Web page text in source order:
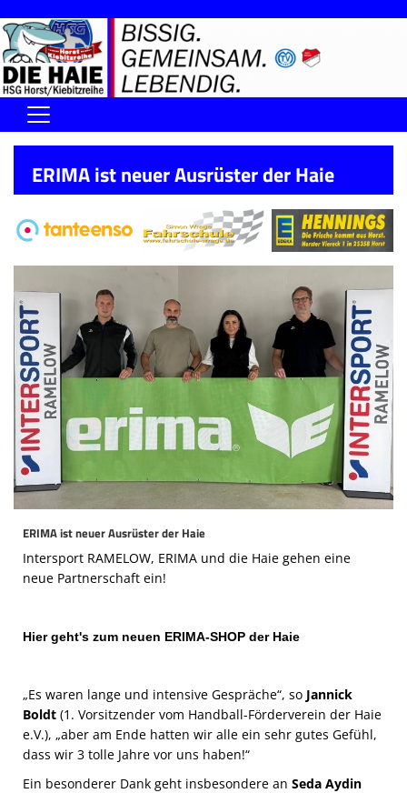
Home
DIE HAIE I Der Vorstand
Handball-Förderverein der Haie
Kontaktformular
UNSERE SPORTHALLEN
Training & Termine
DIENSTE (SR/KG/VK)
Die SpecialHaie
Teams
Trainer
ALLE SPIELE
HAIE TV
DIE HAIE I Intern
Partner
ERIMA ist neuer Ausrüster der Haie
ERIMA ist neuer Ausrüster der Haie
Intersport RAMELOW, ERIMA und die Haie gehen eine
neue Partnerschaft ein!
Hier geht's zum neuen ERIMA-SHOP der Haie
„Es waren lange und intensive Gespräche“, so Jannick
Boldt (1. Vorsitzender vom Handball-Förderverein der Haie
e.V.), „aber am Ende hatten wir alle ein sehr gutes Gefühl,
dass wir 3 tolle Jahre vor uns haben!“
Ein besonderer Dank geht insbesondere an Seda Aydin